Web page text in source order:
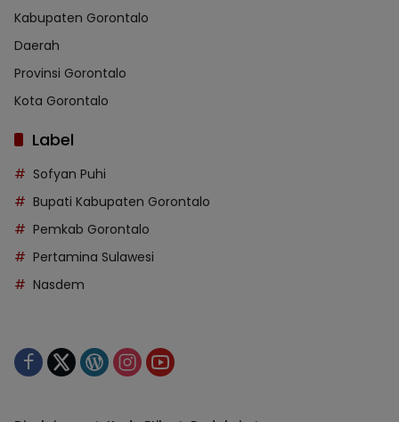
Kabupaten Gorontalo
Daerah
Provinsi Gorontalo
Kota Gorontalo
Label
Sofyan Puhi
Bupati Kabupaten Gorontalo
Pemkab Gorontalo
Pertamina Sulawesi
Nasdem